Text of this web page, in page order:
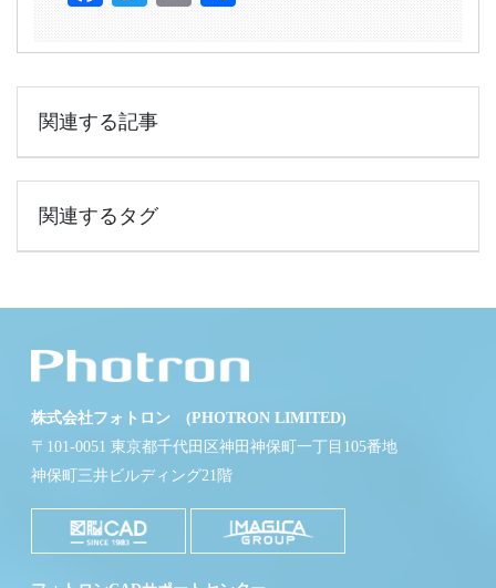
関連する記事
関連するタグ
株式会社フォトロン (PHOTRON LIMITED)
〒101-0051 東京都千代田区神田神保町一丁目105番地
神保町三井ビルディング21階